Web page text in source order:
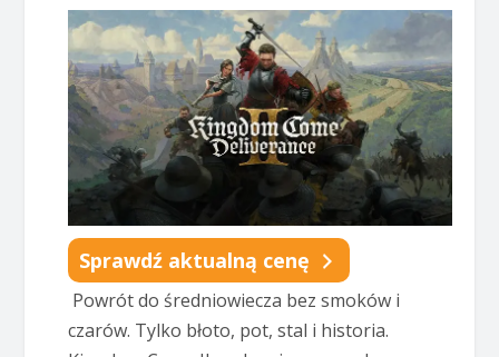
Sprawdź aktualną cenę
Powrót do średniowiecza bez smoków i
czarów. Tylko błoto, pot, stal i historia.